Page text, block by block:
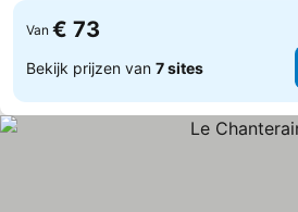
Van € 73
Bekijk prijzen van 7 sites